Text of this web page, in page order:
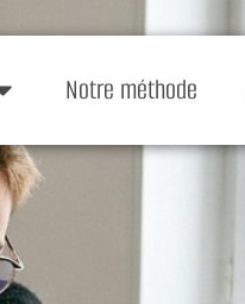
Notre méthode